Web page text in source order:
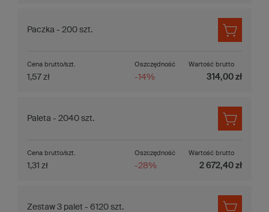
Paczka - 200 szt.
Oszczędność
-14%
Cena brutto/szt.
1,57 zł
Wartość brutto
314,00 zł
Paleta - 2040 szt.
Oszczędność
-28%
Cena brutto/szt.
1,31 zł
Wartość brutto
2 672,40 zł
Zestaw 3 palet - 6120 szt.